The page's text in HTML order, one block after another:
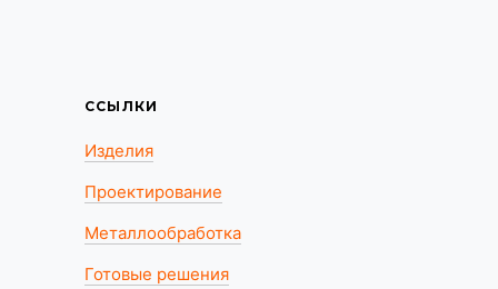
ССЫЛКИ
Изделия
Проектирование
Металлообработка
Готовые решения